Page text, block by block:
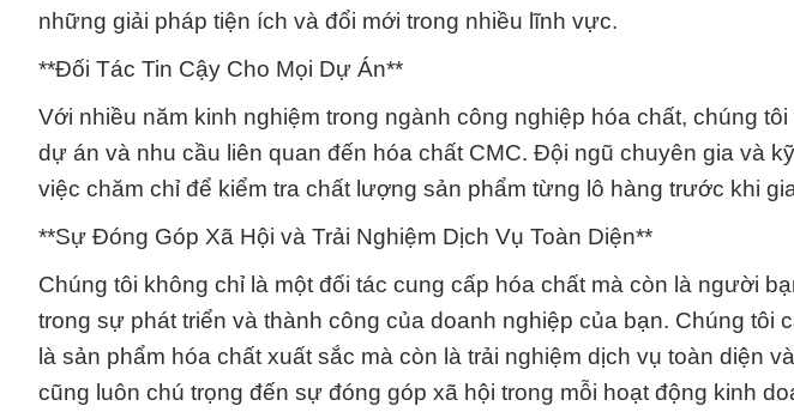
những giải pháp tiện ích và đổi mới trong nhiều lĩnh vực.
**Đối Tác Tin Cậy Cho Mọi Dự Án**
Với nhiều năm kinh nghiệm trong ngành công nghiệp hóa chất, chúng
dự án và nhu cầu liên quan đến hóa chất CMC. Đội ngũ chuyên gia và
việc chăm chỉ để kiểm tra chất lượng sản phẩm từng lô hàng trước khi
**Sự Đóng Góp Xã Hội và Trải Nghiệm Dịch Vụ Toàn Diện**
Chúng tôi không chỉ là một đối tác cung cấp hóa chất mà còn là người
trong sự phát triển và thành công của doanh nghiệp của bạn. Chúng tôi
là sản phẩm hóa chất xuất sắc mà còn là trải nghiệm dịch vụ toàn diện
cũng luôn chú trọng đến sự đóng góp xã hội trong mỗi hoạt động kinh